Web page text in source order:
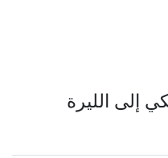
أمريكي إلى الليرة